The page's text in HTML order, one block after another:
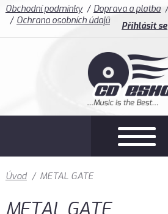
Obchodní podmínky Doprava a platba
Ochrana osobních údajů
Přihlásit se
Úvod / METAL GATE
METAL GATE